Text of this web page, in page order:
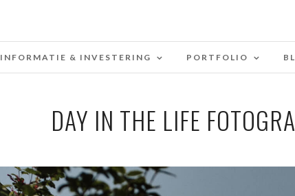
INFORMATIE & INVESTERING PORTFOLIO
DAY IN THE LIFE